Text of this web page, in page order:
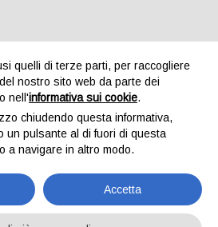
quelli di terze parti, per raccogliere
nostro sito web da parte dei
nell'informativa sui cookie.
chiudendo questa informativa,
un pulsante al di fuori di questa
a navigare in altro modo.
Accetta